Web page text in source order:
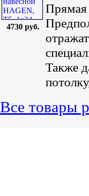
4730 руб.
Прямая
Также
Все товары